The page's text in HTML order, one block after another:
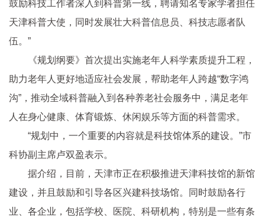
鼓励科技工作者深入到科普第一线，聘请知名专家学者担任
天津科普大使，同时发展壮大科普信息员、科技志愿者队
伍。”
《规划纲要》首次提出实施老年人科学素质提升工程，
助力老年人更好地适应社会发展，帮助老年人跨越“数字鸿
沟”，推动全域科普融入到各种养老社会服务中，满足老年
人在身心健康、体育锻炼、休闲娱乐等方面的科普需求。
“规划中，一个重要的内容就是科技馆体系的建设。”市
科协副主席卢双盈表示。
据介绍，目前，天津市正在积极推进天津科技馆的新馆
建设，并且鼓励和引导各区兴建科技场馆。同时鼓励各行
业、各企业，包括学校、医院、科研机构，特别是一些有条